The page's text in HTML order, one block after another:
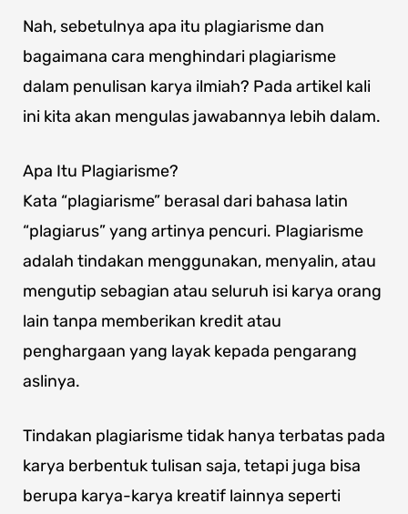
Nah, sebetulnya apa itu plagiarisme dan
bagaimana cara menghindari plagiarisme
dalam penulisan karya ilmiah? Pada artikel kali
ini kita akan mengulas jawabannya lebih dalam.
Apa Itu Plagiarisme?
Kata “plagiarisme” berasal dari bahasa latin
“plagiarus” yang artinya pencuri. Plagiarisme
adalah tindakan menggunakan, menyalin, atau
mengutip sebagian atau seluruh isi karya orang
lain tanpa memberikan kredit atau
penghargaan yang layak kepada pengarang
aslinya.
Tindakan plagiarisme tidak hanya terbatas pada
karya berbentuk tulisan saja, tetapi juga bisa
berupa karya-karya kreatif lainnya seperti